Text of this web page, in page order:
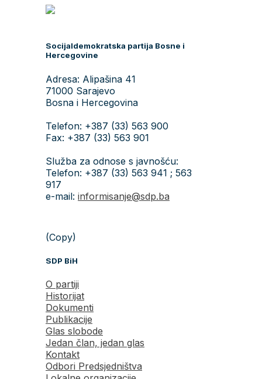
Socijaldemokratska partija Bosne i
Hercegovine
Adresa: Alipašina 41
71000 Sarajevo
Bosna i Hercegovina
Telefon: +387 (33) 563 900
Fax: +387 (33) 563 901
Služba za odnose s javnošću:
Telefon: +387 (33) 563 941 ; 563
917
e-mail: informisanje@sdp.ba
(Copy)
SDP BiH
O partiji
Historijat
Dokumenti
Publikacije
Glas slobode
Jedan član, jedan glas
Kontakt
Odbori Predsjedništva